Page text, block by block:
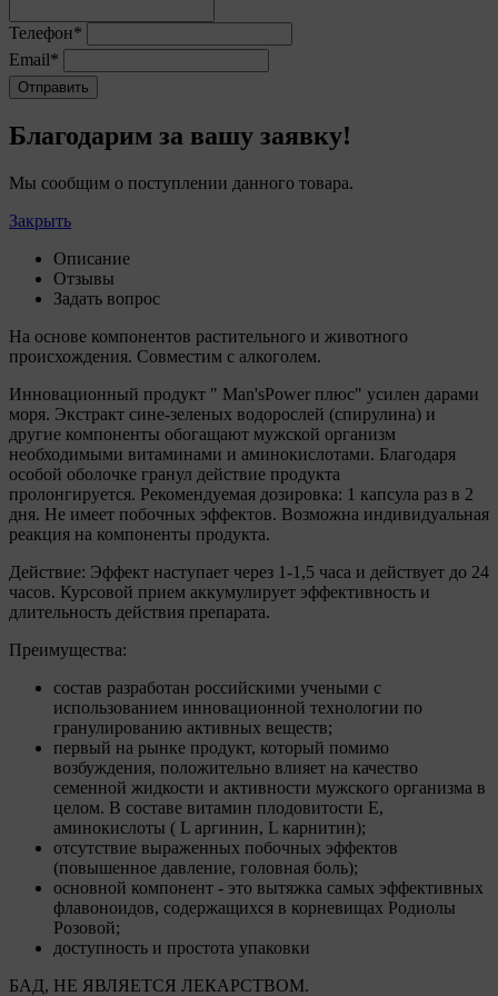
Телефон*
Email*
Отправить
Благодарим за вашу заявку!
Мы сообщим о поступлении данного товара.
Закрыть
Описание
Отзывы
Задать вопрос
На основе компонентов растительного и животного
происхождения. Совместим с алкоголем.
Инновационный продукт " Man'sPower плюс" усилен дарами
моря. Экстракт сине-зеленых водорослей (спирулина) и
другие компоненты обогащают мужской организм
необходимыми витаминами и аминокислотами. Благодаря
особой оболочке гранул действие продукта
пролонгируется. Рекомендуемая дозировка: 1 капсула раз в 2
дня. Не имеет побочных эффектов. Возможна индивидуальная
реакция на компоненты продукта.
Действие: Эффект наступает через 1-1,5 часа и действует до 24
часов. Курсовой прием аккумулирует эффективность и
длительность действия препарата.
Преимущества:
состав разработан российскими учеными с
использованием инновационной технологии по
гранулированию активных веществ;
первый на рынке продукт, который помимо
возбуждения, положительно влияет на качество
семенной жидкости и активности мужского организма в
целом. В составе витамин плодовитости Е,
аминокислоты ( L аргинин, L карнитин);
отсутствие выраженных побочных эффектов
(повышенное давление, головная боль);
основной компонент - это вытяжка самых эффективных
флавоноидов, содержащихся в корневищах Родиолы
Розовой;
доступность и простота упаковки
БАД, НЕ ЯВЛЯЕТСЯ ЛЕКАРСТВОМ.
5.4. Создание и предоставление
6. Общество не использует файлы cookie для
7. На сайтах используются как файлы cookie первой
стороны (устанавливаемые сайтами, которые
посещает пользователь), так и сторонние файлы
домена наших сайтов).
8. Общество обрабатывает обезличенные данные
пользователей сайта (включая файлы «cookie»),
собираемые с помощью сервисов Интернет-
статистики, которые служат для сбора информации о
действиях пользователей на сайте, улучшения
качества сайта и его содержания. Общество
обрабатывает обезличенные данные о пользователе в
случае, если это разрешено в настройках браузера
пользователя (включено сохранение файлов cookie и
использование технологии JavaScript).
9. На сайтах обрабатываются следующие типы
файлов cookie:
9.1. Технические (обязательные) файлы cookie,
например, применяемые при регистрации либо
входе в систему, или для оставления отзыва либо
комментария. Данные файлы cookie используются
в целях обеспечения корректной работы сайтов и
полноценного использования его функционала
системах. Вместе с тем, пользователь может
настроить браузер, чтобы он блокировал такие
файлы сookie или уведомлял пользователя об их
использовании — но в таком случае некоторые
разделы сайта могут не работать).
9.2. Функциональные файлы cookie, например,
определяющие имя пользователя. Данные файлы
cookie используются для обеспечения работы
некоторых дополнительных функций сайтов,
например, для хранения предпочтений
пользователя, в том числе имени пользователя
или выбора языка, и для предотвращения
повторных прохождений опросов
условия работы пользователей с сайтом.